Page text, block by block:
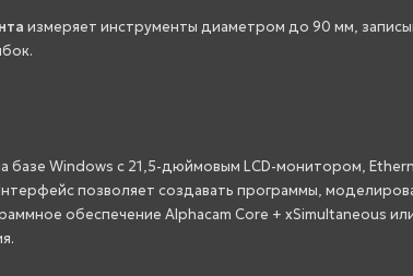
измеряет инструменты диаметром до 90 мм,
базе Windows с 21,5-дюймовым LCD-монитором,
позволяет создавать программы,
обеспечение Alphacam Core + xSimultaneous